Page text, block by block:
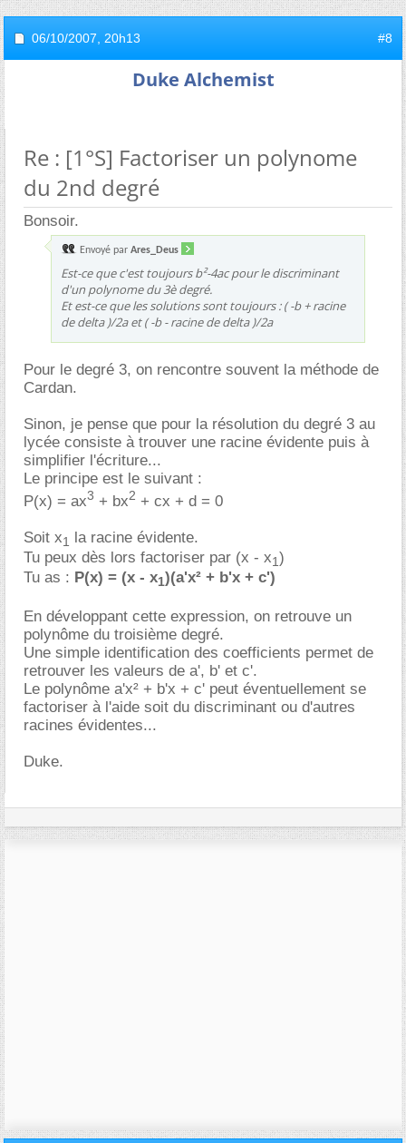
06/10/2007, 20h13 #8
Duke Alchemist
Re : [1°S] Factoriser un polynome
du 2nd degré
Bonsoir.
Envoyé par Ares_Deus
Est-ce que c'est toujours b²-4ac pour le discriminant
d'un polynome du 3è degré.
Et est-ce que les solutions sont toujours : ( -b + racine
de delta )/2a et ( -b - racine de delta )/2a
Pour le degré 3, on rencontre souvent la méthode de
Cardan.
Sinon, je pense que pour la résolution du degré 3 au
lycée consiste à trouver une racine évidente puis à
simplifier l'écriture...
Le principe est le suivant :
P(x) = ax3 + bx2 + cx + d = 0
Soit x1 la racine évidente.
Tu peux dès lors factoriser par (x - x1)
Tu as : P(x) = (x - x1)(a'x² + b'x + c')
En développant cette expression, on retrouve un
polynôme du troisième degré.
Une simple identification des coefficients permet de
retrouver les valeurs de a', b' et c'.
Le polynôme a'x² + b'x + c' peut éventuellement se
factoriser à l'aide soit du discriminant ou d'autres
racines évidentes...
Duke.